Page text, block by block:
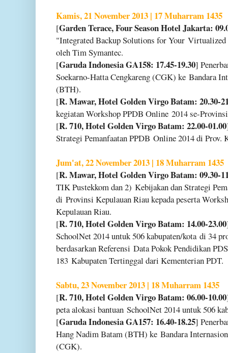
Kamis, 21 November 2013 | 17 Muharram 1435
[Garden Terace, Four Season Hotel Jakarta:
"Integrated Backup Solutions for Your Virtualized
oleh Tim Symantec.
[Garuda Indonesia GA158: 17.45-19.30]
Soekarno-Hatta Cengkareng (CGK) ke Bandara
(BTH).
[R. Mawar, Hotel Golden Virgo Batam: 20.30-
kegiatan Workshop PPDB Online 2014 se-
[R. 710, Hotel Golden Virgo Batam: 22.00-01.00
Strategi Pemanfaatan PPDB Online 2014 di Prov.
Jum'at, 22 November 2013 | 18 Muharram 1435
[R. Mawar, Hotel Golden Virgo Batam: 09.30-
TIK Pustekkom dan 2) Kebijakan dan Strategi
di Provinsi Kepulauan Riau kepada peserta
Kepulauan Riau.
[R. 710, Hotel Golden Virgo Batam: 14.00-23.00
SchoolNet 2014 untuk 506 kabupaten/kota di 34
berdasarkan Referensi Data Pokok Pendidikan
183 Kabupaten Tertinggal dari Kementerian PDT.
Sabtu, 23 November 2013 | 18 Muharram 1435
[R. 710, Hotel Golden Virgo Batam: 06.00-10.00
peta alokasi bantuan SchoolNet 2014 untuk 506
[Garuda Indonesia GA157: 16.40-18.25]
Hang Nadim Batam (BTH) ke Bandara
(CGK).